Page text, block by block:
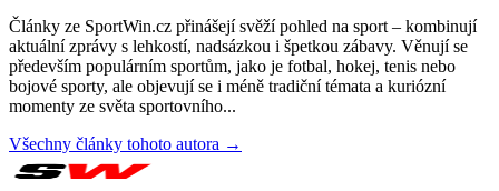
Články ze SportWin.cz přinášejí svěží pohled na sport – kombinují
aktuální zprávy s lehkostí, nadsázkou i špetkou zábavy. Věnují se
především populárním sportům, jako je fotbal, hokej, tenis nebo
bojové sporty, ale objevují se i méně tradiční témata a kuriózní
momenty ze světa sportovního...
Všechny články tohoto autora →